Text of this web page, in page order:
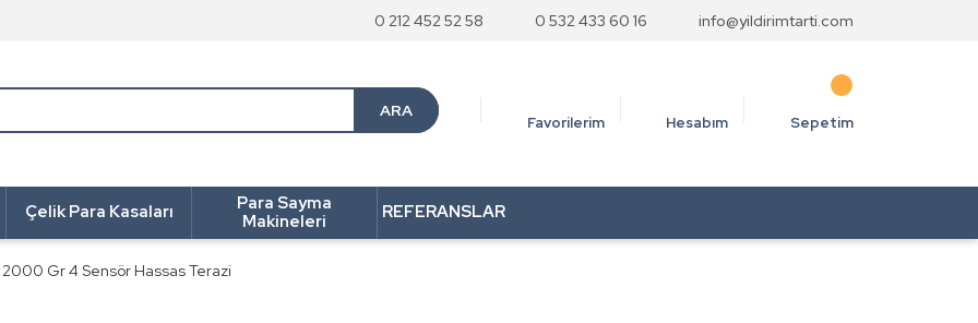
0 212 452 52 58 0 532 433 60 16 info@yildirimtarti.com
ARA
Favorilerim Hesabım Sepetim
Çelik Para Kasaları
Para Sayma
Makineleri
REFERANSLAR
2000 Gr 4 Sensör Hassas Terazi